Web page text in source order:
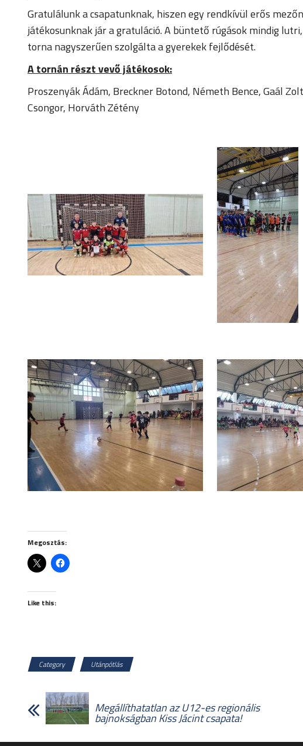
Gratulálunk a csapatunknak, hiszen egy rendkívül erős
játékosunknak jár a gratuláció. A büntető rúgások mindig
torna nagyszerűen szolgálta a gyerekek fejlődését.
A tornán részt vevő játékosok:
Proszenyák Ádám, Breckner Botond, Németh Bence, Gaál
Csongor, Horváth Zétény
Megosztás:
Like this:
Category Utánpótlás
Megállíthatatlan az U12-es regionális
bajnokságban Kiss Jácint csapata!